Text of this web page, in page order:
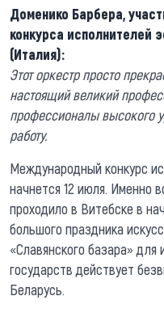
Доменико Барбера,
конкурса исполнителей
(Италия):
Этот оркестр просто
настоящий великий
профессионалы высокого
работу.
Международный конкурс
начнется 12 июля. Именно
проходило в Витебске в
большого праздника
«Славянского базара»
государств действует
Беларусь.